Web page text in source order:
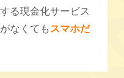
る現金化サービス
なくても スマホだ